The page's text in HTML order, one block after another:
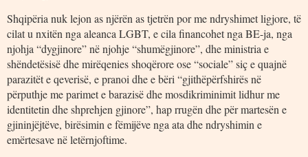
Shqipëria nuk lejon as njërën as tjetrën por me ndryshimet ligjore, të
cilat u nxitën nga aleanca LGBT, e cila financohet nga BE-ja, nga
njohja “dygjinore” në njohje “shumëgjinore”, dhe ministria e
shëndetësisë dhe mirëqenies shoqërore ose “sociale” siç e quajnë
parazitët e qeverisë, e pranoi dhe e bëri “gjithëpërfshirës në
përputhje me parimet e barazisë dhe mosdikriminimit lidhur me
identitetin dhe shprehjen gjinore”, hap rrugën dhe për martesën e
gjininjëjtëve, birësimin e fëmijëve nga ata dhe ndryshimin e
emërtesave në letërnjoftime.